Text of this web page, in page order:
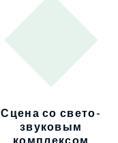
Сцена со свето-
звуковым
комплексом